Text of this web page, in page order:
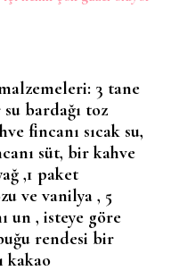
3 tane
bardağı toz
fincanı sıcak su,
süt, bir kahve
,1 paket
ve vanilya , 5
un , isteye göre
rendesi bir
kakao